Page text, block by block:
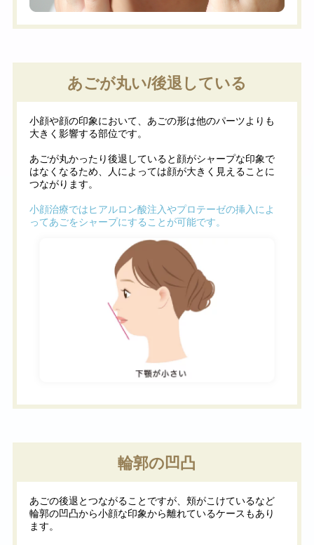
あごが丸い/後退している
小顔や顔の印象において、あごの形は他のパーツよりも
大きく影響する部位です。
あごが丸かったり後退していると顔がシャープな印象で
はなくなるため、人によっては顔が大きく見えることに
つながります。
小顔治療ではヒアルロン酸注入やプロテーゼの挿入によ
ってあごをシャープにすることが可能です。
輪郭の凹凸
あごの後退とつながることですが、頬がこけているなど
輪郭の凹凸から小顔な印象から離れているケースもあり
ます。